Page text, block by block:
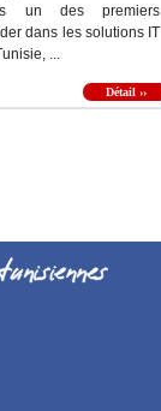
un des premiers
dans les solutions IT
...
Détail ››